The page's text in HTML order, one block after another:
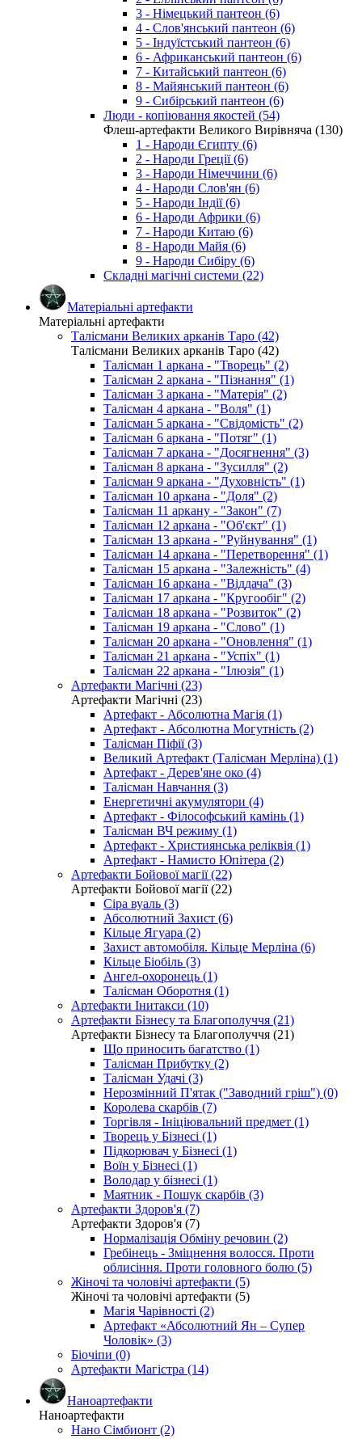
3 - Німецький пантеон (6)
4 - Слов'янський пантеон (6)
5 - Індуїстський пантеон (6)
6 - Африканський пантеон (6)
7 - Китайський пантеон (6)
8 - Майянський пантеон (6)
9 - Сибірський пантеон (6)
Люди - копіювання якостей (54)
Флеш-артефакти Великого Вирівняча (130)
1 - Народи Єгипту (6)
2 - Народи Греції (6)
3 - Народи Німеччини (6)
4 - Народи Слов'ян (6)
5 - Народи Індії (6)
6 - Народи Африки (6)
7 - Народи Китаю (6)
8 - Народи Майя (6)
9 - Народи Сибіру (6)
Складні магічні системи (22)
Матеріальні артефакти
Матеріальні артефакти
Талісмани Великих арканів Таро (42)
Талісмани Великих арканів Таро (42)
Талісман 1 аркана - "Творець" (2)
Талісман 2 аркана - "Пізнання" (1)
Талісман 3 аркана - "Матерія" (2)
Талісман 4 аркана - "Воля" (1)
Талісман 5 аркана - "Свідомість" (2)
Талісман 6 аркана - "Потяг" (1)
Талісман 7 аркана - "Досягнення" (3)
Талісман 8 аркана - "Зусилля" (2)
Талісман 9 аркана - "Духовність" (1)
Талісман 10 аркана - "Доля" (2)
Талісман 11 аркану - "Закон" (7)
Талісман 12 аркана - "Об'єкт" (1)
Талісман 13 аркана - "Руйнування" (1)
Талісман 14 аркана - "Перетворення" (1)
Талісман 15 аркана - "Залежність" (4)
Талісман 16 аркана - "Віддача" (3)
Талісман 17 аркана - "Кругообіг" (2)
Талісман 18 аркана - "Розвиток" (2)
Талісман 19 аркана - "Слово" (1)
Талісман 20 аркана - "Оновлення" (1)
Талісман 21 аркана - "Успіх" (1)
Талісман 22 аркана - "Ілюзія" (1)
Артефакти Магічні (23)
Артефакти Магічні (23)
Артефакт - Абсолютна Магія (1)
Артефакт - Абсолютна Могутність (2)
Талісман Піфії (3)
Великий Артефакт (Талісман Мерліна) (1)
Артефакт - Дерев'яне око (4)
Талісман Навчання (3)
Енергетичні акумулятори (4)
Артефакт - Філософський камінь (1)
Талісман ВЧ режиму (1)
Артефакт - Християнська реліквія (1)
Артефакт - Намисто Юпітера (2)
Артефакти Бойової магії (22)
Артефакти Бойової магії (22)
Сіра вуаль (3)
Абсолютний Захист (6)
Кільце Ягуара (2)
Захист автомобіля. Кільце Мерліна (6)
Кільце Біобіль (3)
Ангел-охоронець (1)
Талісман Оборотня (1)
Артефакти Інитакси (10)
Артефакти Бізнесу та Благополуччя (21)
Артефакти Бізнесу та Благополуччя (21)
Що приносить багатство (1)
Талісман Прибутку (2)
Талісман Удачі (3)
Нерозмінний П'ятак ("Заводний гріш") (0)
Королева скарбів (7)
Торгівля - Ініціювальний предмет (1)
Творець у Бізнесі (1)
Підкорювач у Бізнесі (1)
Воїн у Бізнесі (1)
Володар у бізнесі (1)
Маятник - Пошук скарбів (3)
Артефакти Здоров'я (7)
Артефакти Здоров'я (7)
Нормалізація Обміну речовин (2)
Гребінець - Зміцнення волосся. Проти
облисіння. Проти головного болю (5)
Жіночі та чоловічі артефакти (5)
Жіночі та чоловічі артефакти (5)
Магія Чарівності (2)
Артефакт «Абсолютний Ян – Супер
Чоловік» (3)
Біочіпи (0)
Артефакти Магістра (14)
Наноартефакти
Наноартефакти
Нано Сімбионт (2)